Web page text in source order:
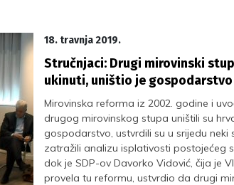
18. travnja 2019.
Stručnjaci: Drugi mirovinski
ukinuti, uništio je gospodarstvo
Mirovinska reforma iz 2002. godine i
drugog mirovinskog stupa uništili su
gospodarstvo, ustvrdili su u srijedu neki
zatražili analizu isplativosti postojećeg
dok je SDP-ov Davorko Vidović, čija je
provela tu reformu, ustvrdio da drugi